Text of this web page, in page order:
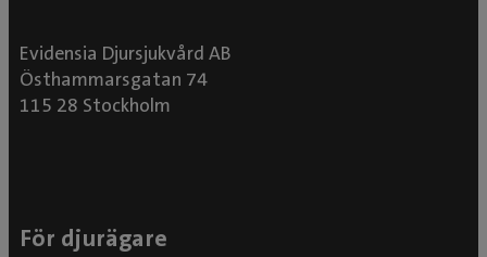
Evidensia Djursjukvård AB
Östhammarsgatan 74
115 28 Stockholm
För djurägare